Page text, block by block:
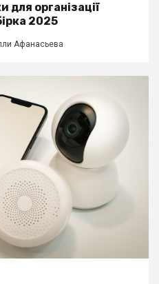
для організації
2025
Афанасьева